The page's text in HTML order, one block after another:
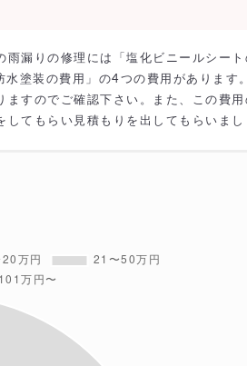
漏りの修理には「塩化ビニールシート
塗装の費用」の4つの費用があります
すのでご確認下さい。また、この費用
てもらい見積もりを出してもらいまし